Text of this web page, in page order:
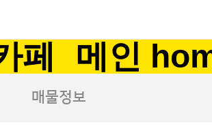
페 메인
매물정보